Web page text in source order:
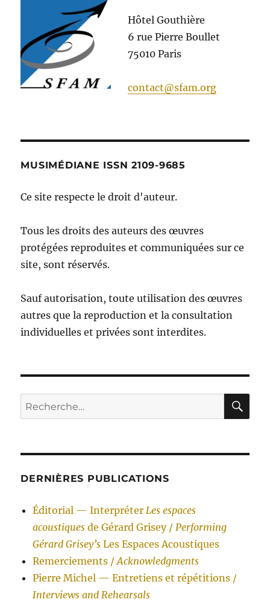
Hôtel Gouthière
6 rue Pierre Boullet
75010 Paris
contact@sfam.org
MUSIMÉDIANE ISSN 2109-9685
Ce site respecte le droit d'auteur.
Tous les droits des auteurs des œuvres
protégées reproduites et communiquées sur ce
site, sont réservés.
Sauf autorisation, toute utilisation des œuvres
autres que la reproduction et la consultation
individuelles et privées sont interdites.
Recherche
pour :
DERNIÈRES PUBLICATIONS
Éditorial — InterpréterLes espaces
acoustiques de Gérard Grisey /Performing
Gérard Grisey’sLes Espaces Acoustiques
Remerciements /Acknowledgments
Pierre Michel — Entretiens et répétitions /
Interviews and Rehearsals